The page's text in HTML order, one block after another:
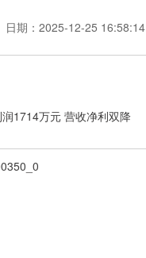
日期：2025-12-25 16:58:14